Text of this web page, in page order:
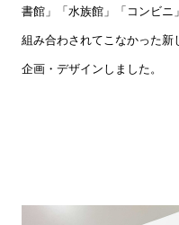
書館」「水族館」「コンビニ
組み合わされてこなかった新
企画・デザインしました。